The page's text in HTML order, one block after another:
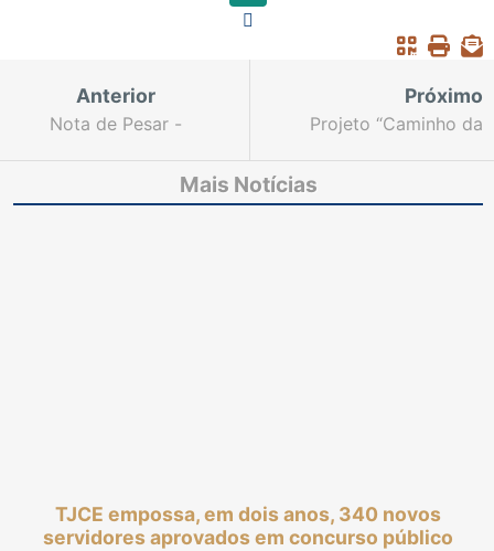
Anterior
Nota de Pesar -
aposentado Raimundo
Eymard Ribeiro de
Próximo
Projeto “Caminho da
ação de registro civil
para moradores de rua
Mais Notícias
TJCE empossa, em dois anos, 340 novos
servidores aprovados em concurso público